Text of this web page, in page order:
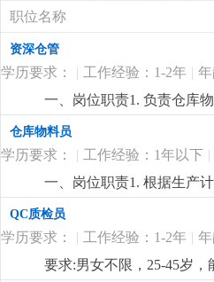
职位名称
资深仓管
学历要求： | 工作经验：1-2年 |
一、岗位职责1. 负责仓库
货处理流程；3. 按生产计
5. 负责仓库区域卫生维护
时；7. 不良物料及呆废料
要求1. 一年以上仓库管理
优先；3. 数字敏感，做事
资：6500-7000元/月；2.
险；4. 工作餐：公司免费
仓库物料员
学历要求： | 工作经验：1年以下 |
一、岗位职责1. 根据生产
及整理工作；3. 维护物料
康，能适应体力工作及加
岗。三、薪资待遇1. 薪酬
加班时长核算）；2. 社保
QC质检员
学历要求： | 工作经验：1-2年 |
要求:男女不限，25-45岁